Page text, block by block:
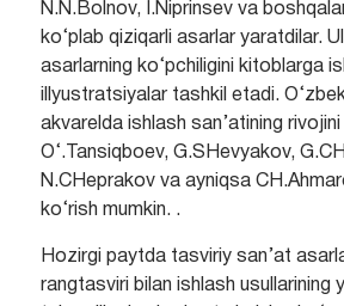
N.N.Bolnov, I.Niprinsev va
ko‘plab qiziqarli asarlar yaratdilar.
asarlarning ko‘pchiligini kitoblarga
illyustratsiyalar tashkil etadi.
akvarelda ishlash san’atining
O‘.Tansiqboev, G.SHevyakov,
N.CHeprakov va ayniqsa
ko‘rish mumkin. .
Hozirgi paytda tasviriy san’at
rangtasviri bilan ishlash usullarining